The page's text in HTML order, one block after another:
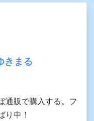
きまる
通販で購入する。フ
り中！